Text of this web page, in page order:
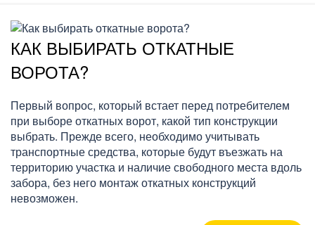
КАК ВЫБИРАТЬ ОТКАТНЫЕ
ВОРОТА?
Первый вопрос, который встает перед потребителем
при выборе откатных ворот, какой тип конструкции
выбрать. Прежде всего, необходимо учитывать
транспортные средства, которые будут въезжать на
территорию участка и наличие свободного места вдоль
забора, без него монтаж откатных конструкций
невозможен.